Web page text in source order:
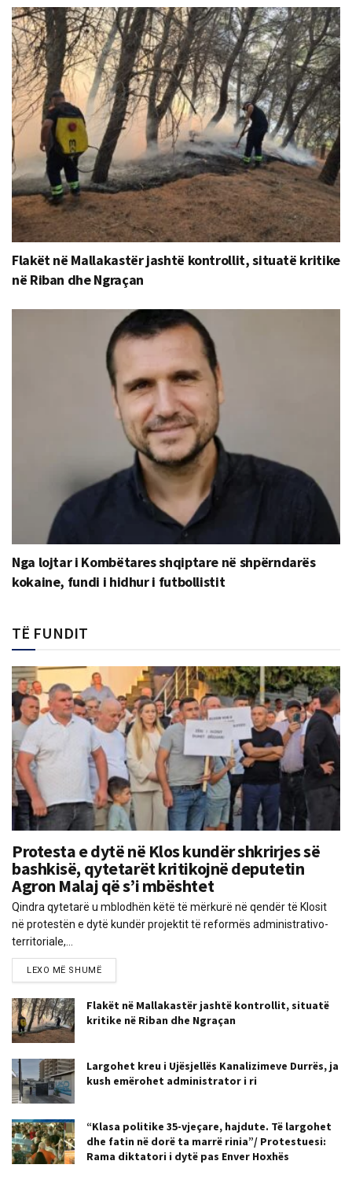
Flakët në Mallakastër jashtë kontrollit, situatë kritike
në Riban dhe Ngraçan
Nga lojtar i Kombëtares shqiptare në shpërndarës
kokaine, fundi i hidhur i futbollistit
TË FUNDIT
Protesta e dytë në Klos kundër shkrirjes së
bashkisë, qytetarët kritikojnë deputetin
Agron Malaj që s’i mbështet
Qindra qytetarë u mblodhën këtë të mërkurë në qendër të Klosit
në protestën e dytë kundër projektit të reformës administrativo-
territoriale,...
LEXO MË SHUMË
Flakët në Mallakastër jashtë kontrollit, situatë
kritike në Riban dhe Ngraçan
Largohet kreu i Ujësjellës Kanalizimeve Durrës, ja
kush emërohet administrator i ri
“Klasa politike 35-vjeçare, hajdute. Të largohet
dhe fatin në dorë ta marrë rinia”/ Protestuesi:
Rama diktatori i dytë pas Enver Hoxhës